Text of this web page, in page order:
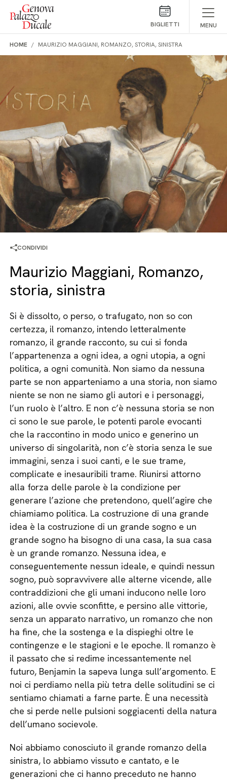
Salta al contenuto
BIGLIETTI MENU
HOME MAURIZIO MAGGIANI, ROMANZO, STORIA, SINISTRA
CONDIVIDI
Maurizio Maggiani, Romanzo,
storia, sinistra
Si è dissolto, o perso, o trafugato, non so con
certezza, il romanzo, intendo letteralmente
romanzo, il grande racconto, su cui si fonda
l’appartenenza a ogni idea, a ogni utopia, a ogni
politica, a ogni comunità. Non siamo da nessuna
parte se non apparteniamo a una storia, non siamo
niente se non ne siamo gli autori e i personaggi,
l’un ruolo è l’altro. E non c’è nessuna storia se non
ci sono le sue parole, le potenti parole evocanti
che la raccontino in modo unico e generino un
universo di singolarità, non c’è storia senza le sue
immagini, senza i suoi canti, e le sue trame,
complicate e inesauribili trame. Riunirsi attorno
alla forza delle parole è la condizione per
generare l’azione che pretendono, quell’agire che
chiamiamo politica. La costruzione di una grande
idea è la costruzione di un grande sogno e un
grande sogno ha bisogno di una casa, la sua casa
è un grande romanzo. Nessuna idea, e
conseguentemente nessun ideale, e quindi nessun
sogno, può sopravvivere alle alterne vicende, alle
contraddizioni che gli umani inducono nelle loro
azioni, alle ovvie sconfitte, e persino alle vittorie,
senza un apparato narrativo, un romanzo che non
ha fine, che la sostenga e la dispieghi oltre le
contingenze e le stagioni e le epoche. Il romanzo è
il passato che si redime incessantemente nel
futuro, Benjamin la sapeva lunga sull’argomento. E
noi ci perdiamo nella più tetra delle solitudini se ci
sentiamo chiamati a farne parte. È una necessità
che si perde nelle pulsioni soggiacenti della natura
dell’umano socievole.
Noi abbiamo conosciuto il grande romanzo della
sinistra, lo abbiamo vissuto e cantato, e le
generazioni che ci hanno preceduto ne hanno